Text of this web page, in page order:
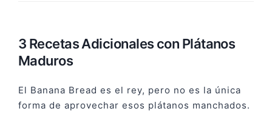
3 Recetas Adicionales con Plátanos
Maduros
El Banana Bread es el rey, pero no es la única
forma de aprovechar esos plátanos manchados.